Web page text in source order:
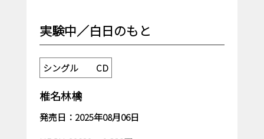
実験中／白日のもと
シングル CD
椎名林檎
発売日：2025年08月06日